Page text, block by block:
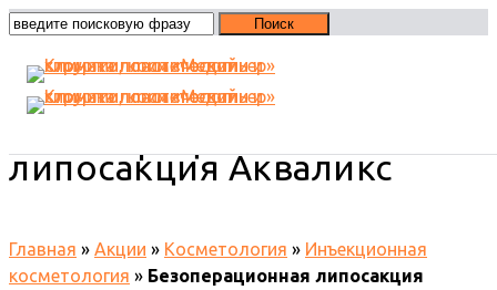
липосакция Акваликс
Главная » Акции » Косметология » Инъекционная
косметология » Безоперационная липосакция